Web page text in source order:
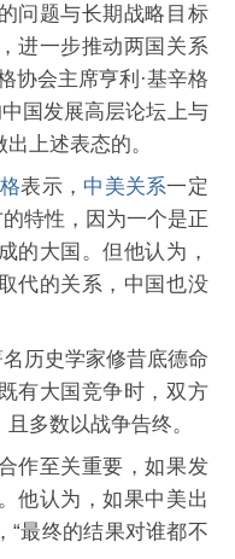
问题与长期战略目标
进一步推动两国关系
协会主席亨利·基辛格
国发展高层论坛上与
上述表态的。
表示， 中美关系一定
特性，因为一个是正
的大国。但他认为，
代的关系，中国也没
历史学家修昔底德命
有大国竞争时，双方
多数以战争告终。
至关重要，如果发
他认为，如果中美出
“最终的结果对谁都不